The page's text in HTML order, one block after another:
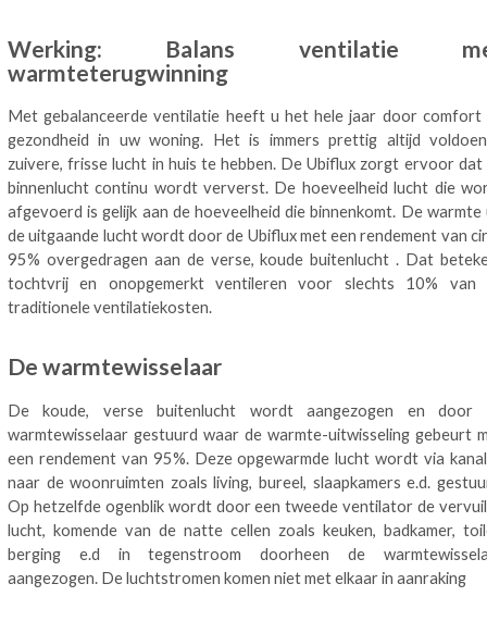
Werking: Balans ventilatie
warmteterugwinning
Met gebalanceerde ventilatie heeft u het hele jaar door comfort
gezondheid in uw woning. Het is immers prettig altijd
zuivere, frisse lucht in huis te hebben. De Ubiflux zorgt ervoor dat
binnenlucht continu wordt ververst. De hoeveelheid lucht die
afgevoerd is gelijk aan de hoeveelheid die binnenkomt. De warmte
de uitgaande lucht wordt door de Ubiflux met een rendement van
95% overgedragen aan de verse, koude buitenlucht . Dat
tochtvrij en onopgemerkt ventileren voor slechts 10% van
traditionele ventilatiekosten.
De warmtewisselaar
De koude, verse buitenlucht wordt aangezogen en door
warmtewisselaar gestuurd waar de warmte-uitwisseling gebeurt
een rendement van 95%. Deze opgewarmde lucht wordt via
naar de woonruimten zoals living, bureel, slaapkamers e.d.
Op hetzelfde ogenblik wordt door een tweede ventilator de
lucht, komende van de natte cellen zoals keuken, badkamer,
berging e.d in tegenstroom doorheen de
aangezogen. De luchtstromen komen niet met elkaar in aanraking